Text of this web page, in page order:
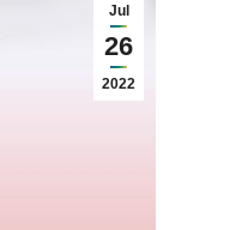
Jul
26
2022